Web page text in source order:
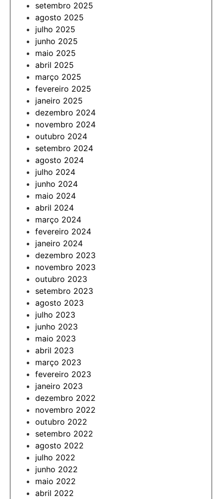
setembro 2025
agosto 2025
julho 2025
junho 2025
maio 2025
abril 2025
março 2025
fevereiro 2025
janeiro 2025
dezembro 2024
novembro 2024
outubro 2024
setembro 2024
agosto 2024
julho 2024
junho 2024
maio 2024
abril 2024
março 2024
fevereiro 2024
janeiro 2024
dezembro 2023
novembro 2023
outubro 2023
setembro 2023
agosto 2023
julho 2023
junho 2023
maio 2023
abril 2023
março 2023
fevereiro 2023
janeiro 2023
dezembro 2022
novembro 2022
outubro 2022
setembro 2022
agosto 2022
julho 2022
junho 2022
maio 2022
abril 2022